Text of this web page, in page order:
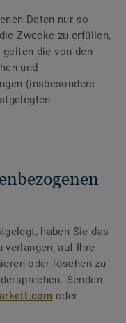
Daten nur so
Zwecke zu erfüllen,
die von den
und
(insbesondere
haben Sie das
verlangen, auf Ihre
oder löschen zu
Senden
oder